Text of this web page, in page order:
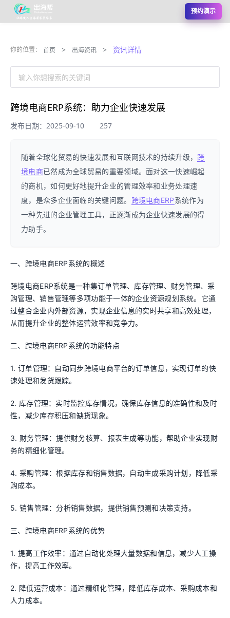
预约演示
你的位置： 首页 > 出海资讯 > 资讯详情
输入你想搜索的关键词
跨境电商ERP系统：助力企业快速发展
发布日期：2025-09-10 257
随着全球化贸易的快速发展和互联网技术的持续升级， 跨
境电商已然成为全球贸易的重要领域。面对这一快速崛起
的商机，如何更好地提升企业的管理效率和业务处理速
度，是众多企业面临的关键问题。 跨境电商ERP系统作为
一种先进的企业管理工具，正逐渐成为企业快速发展的得
力助手。
一、跨境电商ERP系统的概述
跨境电商ERP系统是一种集订单管理、库存管理、财务管理、采
购管理、销售管理等多项功能于一体的企业资源规划系统。它通
过整合企业内外部资源，实现企业信息的实时共享和高效处理，
从而提升企业的整体运营效率和竞争力。
二、跨境电商ERP系统的功能特点
1. 订单管理：自动同步跨境电商平台的订单信息，实现订单的快
速处理和发货跟踪。
2. 库存管理：实时监控库存情况，确保库存信息的准确性和及时
性，减少库存积压和缺货现象。
3. 财务管理：提供财务核算、报表生成等功能，帮助企业实现财
务的精细化管理。
4. 采购管理：根据库存和销售数据，自动生成采购计划，降低采
购成本。
5. 销售管理：分析销售数据，提供销售预测和决策支持。
三、跨境电商ERP系统的优势
1. 提高工作效率：通过自动化处理大量数据和信息，减少人工操
作，提高工作效率。
2. 降低运营成本：通过精细化管理，降低库存成本、采购成本和
人力成本。